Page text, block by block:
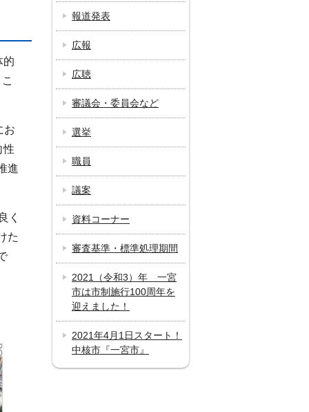
的
お
性
進
く
た
報道発表
広報
広聴
審議会・委員会など
選挙
職員
議案
資料コーナー
審査基準・標準処理期間
2021（令和3）年 一宮
市は市制施行100周年を
迎えました！
2021年4月1日スタート！
中核市『一宮市』